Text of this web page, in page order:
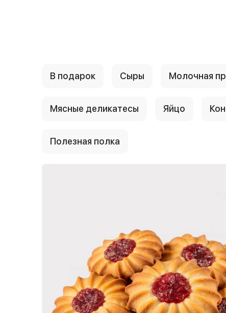
В подарок Сыры Молочная
Мясные деликатесы Яйцо
Полезная полка